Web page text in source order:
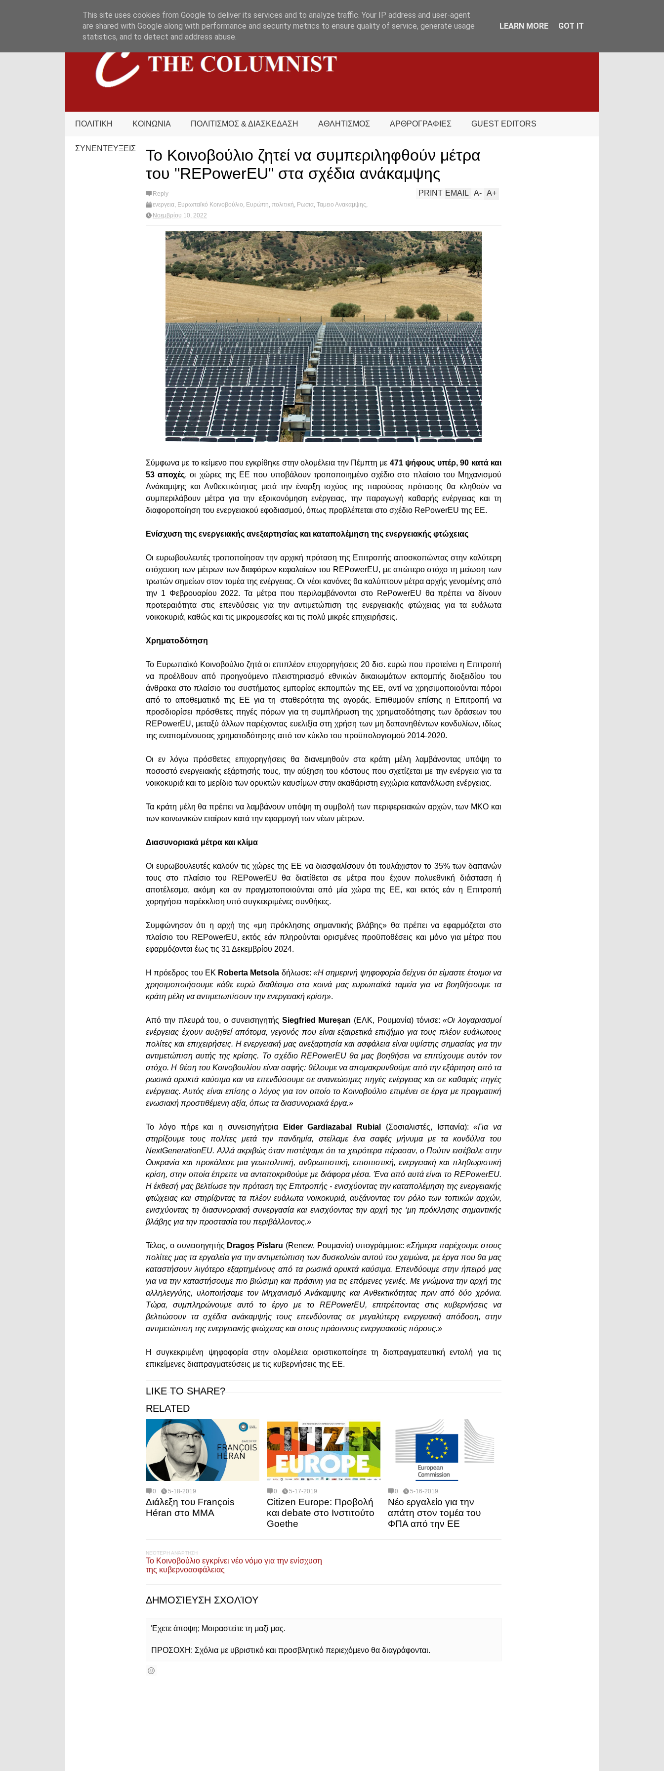
ΠΟΛΙΤΙΚΗ ΚΟΙΝΩΝΙΑ ΠΟΛΙΤΙΣΜΟΣ & ΔΙΑΣΚΕΔΑΣΗ ΑΘΛΗΤΙΣΜΟΣ ΑΡΘΡΟΓΡΑΦΙΕΣ GUEST EDITORS
ΣΥΝΕΝΤΕΥΞΕΙΣ
Το Κοινοβούλιο ζητεί να συμπεριληφθούν μέτρα
του "REPowerEU" στα σχέδια ανάκαμψης
Reply
ενεργεια Ευρωπαϊκό Κοινοβούλιο Ευρώπη πολιτική Ρωσια Ταμειο Ανακαμψης
Νοεμβρίου 10, 2022
A+
A-
EMAIL
PRINT
Σύμφωνα με το κείμενο που εγκρίθηκε στην ολομέλεια την Πέμπτη με 471 ψήφους υπέρ, 90 κατά και
53 αποχές, οι χώρες της ΕΕ που υποβάλουν τροποποιημένο σχέδιο στο πλαίσιο του Μηχανισμού
Ανάκαμψης και Ανθεκτικότητας μετά την έναρξη ισχύος της παρούσας πρότασης θα κληθούν να
συμπεριλάβουν μέτρα για την εξοικονόμηση ενέργειας, την παραγωγή καθαρής ενέργειας και τη
διαφοροποίηση του ενεργειακού εφοδιασμού, όπως προβλέπεται στο σχέδιο RePowerEU της ΕΕ.
Ενίσχυση της ενεργειακής ανεξαρτησίας και καταπολέμηση της ενεργειακής φτώχειας
Οι ευρωβουλευτές τροποποίησαν την αρχική πρόταση της Επιτροπής αποσκοπώντας στην καλύτερη
στόχευση των μέτρων των διαφόρων κεφαλαίων του REPowerEU, με απώτερο στόχο τη μείωση των
τρωτών σημείων στον τομέα της ενέργειας. Οι νέοι κανόνες θα καλύπτουν μέτρα αρχής γενομένης από
την 1 Φεβρουαρίου 2022. Τα μέτρα που περιλαμβάνονται στο RePowerEU θα πρέπει να δίνουν
προτεραιότητα στις επενδύσεις για την αντιμετώπιση της ενεργειακής φτώχειας για τα ευάλωτα
νοικοκυριά, καθώς και τις μικρομεσαίες και τις πολύ μικρές επιχειρήσεις.
Χρηματοδότηση
Το Ευρωπαϊκό Κοινοβούλιο ζητά οι επιπλέον επιχορηγήσεις 20 δισ. ευρώ που προτείνει η Επιτροπή
να προέλθουν από προηγούμενο πλειστηριασμό εθνικών δικαιωμάτων εκπομπής διοξειδίου του
άνθρακα στο πλαίσιο του συστήματος εμπορίας εκπομπών της ΕΕ, αντί να χρησιμοποιούνται πόροι
από το αποθεματικό της ΕΕ για τη σταθερότητα της αγοράς. Επιθυμούν επίσης η Επιτροπή να
προσδιορίσει πρόσθετες πηγές πόρων για τη συμπλήρωση της χρηματοδότησης των δράσεων του
REPowerEU, μεταξύ άλλων παρέχοντας ευελιξία στη χρήση των μη δαπανηθέντων κονδυλίων, ιδίως
της εναπομένουσας χρηματοδότησης από τον κύκλο του προϋπολογισμού 2014-2020.
Οι εν λόγω πρόσθετες επιχορηγήσεις θα διανεμηθούν στα κράτη μέλη λαμβάνοντας υπόψη το
ποσοστό ενεργειακής εξάρτησής τους, την αύξηση του κόστους που σχετίζεται με την ενέργεια για τα
νοικοκυριά και το μερίδιο των ορυκτών καυσίμων στην ακαθάριστη εγχώρια κατανάλωση ενέργειας.
Τα κράτη μέλη θα πρέπει να λαμβάνουν υπόψη τη συμβολή των περιφερειακών αρχών, των ΜΚΟ και
των κοινωνικών εταίρων κατά την εφαρμογή των νέων μέτρων.
Διασυνοριακά μέτρα και κλίμα
Οι ευρωβουλευτές καλούν τις χώρες της ΕΕ να διασφαλίσουν ότι τουλάχιστον το 35% των δαπανών
τους στο πλαίσιο του REPowerEU θα διατίθεται σε μέτρα που έχουν πολυεθνική διάσταση ή
αποτέλεσμα, ακόμη και αν πραγματοποιούνται από μία χώρα της ΕΕ, και εκτός εάν η Επιτροπή
χορηγήσει παρέκκλιση υπό συγκεκριμένες συνθήκες.
Συμφώνησαν ότι η αρχή της «μη πρόκλησης σημαντικής βλάβης» θα πρέπει να εφαρμόζεται στο
πλαίσιο του REPowerEU, εκτός εάν πληρούνται ορισμένες προϋποθέσεις και μόνο για μέτρα που
εφαρμόζονται έως τις 31 Δεκεμβρίου 2024.
Η πρόεδρος του ΕΚ Roberta Metsola δήλωσε:«Η σημερινή ψηφοφορία δείχνει ότι είμαστε έτοιμοι να
χρησιμοποιήσουμε κάθε ευρώ διαθέσιμο στα κοινά μας ευρωπαϊκά ταμεία για να βοηθήσουμε τα
κράτη μέλη να αντιμετωπίσουν την ενεργειακή κρίση».
Από την πλευρά του, ο συνεισηγητής Siegfried Mureșan (ΕΛΚ, Ρουμανία) τόνισε:«Οι λογαριασμοί
ενέργειας έχουν αυξηθεί απότομα, γεγονός που είναι εξαιρετικά επιζήμιο για τους πλέον ευάλωτους
πολίτες και επιχειρήσεις. Η ενεργειακή μας ανεξαρτησία και ασφάλεια είναι υψίστης σημασίας για την
αντιμετώπιση αυτής της κρίσης. Το σχέδιο REPowerEU θα μας βοηθήσει να επιτύχουμε αυτόν τον
στόχο. Η θέση του Κοινοβουλίου είναι σαφής: θέλουμε να απομακρυνθούμε από την εξάρτηση από τα
ρωσικά ορυκτά καύσιμα και να επενδύσουμε σε ανανεώσιμες πηγές ενέργειας και σε καθαρές πηγές
ενέργειας. Αυτός είναι επίσης ο λόγος για τον οποίο το Κοινοβούλιο επιμένει σε έργα με πραγματική
ενωσιακή προστιθέμενη αξία, όπως τα διασυνοριακά έργα.»
Το λόγο πήρε και η συνεισηγήτρια Eider Gardiazabal Rubial (Σοσιαλιστές, Ισπανία):«Για να
στηρίξουμε τους πολίτες μετά την πανδημία, στείλαμε ένα σαφές μήνυμα με τα κονδύλια του
NextGenerationEU. Αλλά ακριβώς όταν πιστέψαμε ότι τα χειρότερα πέρασαν, ο Πούτιν εισέβαλε στην
Ουκρανία και προκάλεσε μια γεωπολιτική, ανθρωπιστική, επισιτιστική, ενεργειακή και πληθωριστική
κρίση, στην οποία έπρεπε να ανταποκριθούμε με διάφορα μέσα. Ένα από αυτά είναι το REPowerEU.
Η έκθεσή μας βελτίωσε την πρόταση της Επιτροπής - ενισχύοντας την καταπολέμηση της ενεργειακής
φτώχειας και στηρίζοντας τα πλέον ευάλωτα νοικοκυριά, αυξάνοντας τον ρόλο των τοπικών αρχών,
ενισχύοντας τη διασυνοριακή συνεργασία και ενισχύοντας την αρχή της ‘μη πρόκλησης σημαντικής
βλάβης για την προστασία του περιβάλλοντος.»
Τέλος, ο συνεισηγητής Dragoș Pîslaru (Renew, Ρουμανία) υπογράμμισε:«Σήμερα παρέχουμε στους
πολίτες μας τα εργαλεία για την αντιμετώπιση των δυσκολιών αυτού του χειμώνα, με έργα που θα μας
καταστήσουν λιγότερο εξαρτημένους από τα ρωσικά ορυκτά καύσιμα. Επενδύουμε στην ήπειρό μας
για να την καταστήσουμε πιο βιώσιμη και πράσινη για τις επόμενες γενιές. Με γνώμονα την αρχή της
αλληλεγγύης, υλοποιήσαμε τον Μηχανισμό Ανάκαμψης και Ανθεκτικότητας πριν από δύο χρόνια.
Τώρα, συμπληρώνουμε αυτό το έργο με το REPowerEU, επιτρέποντας στις κυβερνήσεις να
βελτιώσουν τα σχέδια ανάκαμψής τους επενδύοντας σε μεγαλύτερη ενεργειακή απόδοση, στην
αντιμετώπιση της ενεργειακής φτώχειας και στους πράσινους ενεργειακούς πόρους.»
Η συγκεκριμένη ψηφοφορία στην ολομέλεια οριστικοποίησε τη διαπραγματευτική εντολή για τις
επικείμενες διαπραγματεύσεις με τις κυβερνήσεις της ΕΕ.
LIKE TO SHARE?
RELATED
0 5-18-2019
Διάλεξη του François
Héran στο ΜΜΑ
0 5-17-2019
Citizen Europe: Προβολή
και debate στο Ινστιτούτο
Goethe
0 5-16-2019
Νέο εργαλείο για την
απάτη στον τομέα του
ΦΠΑ από την ΕΕ
ΝΕΌΤΕΡΗ ΑΝΆΡΤΗΣΗ
Το Κοινοβούλιο εγκρίνει νέο νόμο για την ενίσχυση
της κυβερνοασφάλειας
ΔΗΜΟΣΊΕΥΣΗ ΣΧΟΛΊΟΥ
Έχετε άποψη; Μοιραστείτε τη μαζί μας.
ΠΡΟΣΟΧΗ: Σχόλια με υβριστικό και προσβλητικό περιεχόμενο θα διαγράφονται.
This site uses cookies from Google to deliver its services and to analyze traffic. Your IP address and user-agent
are shared with Google along with performance and security metrics to ensure quality of service, generate usage
statistics, and to detect and address abuse.
LEARN MORE GOT IT